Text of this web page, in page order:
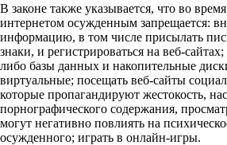
В законе также указывается, что во
интернетом осужденным запрещается:
информацию, в том числе присылать
знаки, и регистрироваться на веб-
либо базы данных и накопительные
виртуальные; посещать веб-сайты
которые пропагандируют жестокость,
порнографического содержания,
могут негативно повлиять на
осужденного; играть в онлайн-игры.